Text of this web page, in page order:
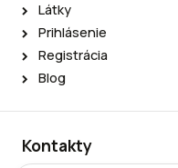
Látky
Prihlásenie
Registrácia
Blog
Kontakty